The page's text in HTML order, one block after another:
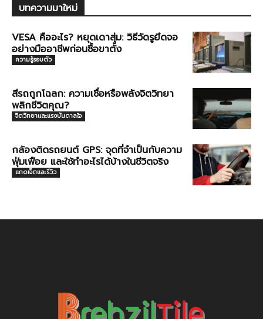
บทความมาใหม่
VESA คืออะไร? หยุดเดาสุ่ม: วิธีวัดรูยึดจอ
อย่างมืออาชีพก่อนซื้อขาตั้ง
ความรู้รอบตัว
สีรถถูกโฉลก: ความเชื่อหรือพลังจิตวิทยา
พลิกชีวิตคุณ?
จิตวิทยาและแรงบันดาลใจ
กล้องติดรถยนต์ GPS: จุดที่จำเป็นกับความ
ฟุ่มเฟือย และใช้ทำอะไรได้บ้างในชีวิตจริง
แกดเจ็ตและรีวิว